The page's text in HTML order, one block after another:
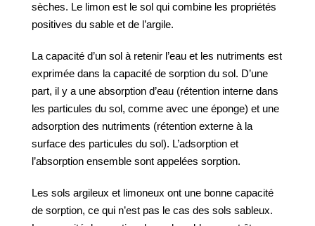
sèches. Le limon est le sol qui combine les propriétés
positives du sable et de l’argile.
La capacité d’un sol à retenir l’eau et les nutriments est
exprimée dans la capacité de sorption du sol. D’une
part, il y a une absorption d’eau (rétention interne dans
les particules du sol, comme avec une éponge) et une
adsorption des nutriments (rétention externe à la
surface des particules du sol). L’adsorption et
l’absorption ensemble sont appelées sorption.
Les sols argileux et limoneux ont une bonne capacité
de sorption, ce qui n’est pas le cas des sols sableux.